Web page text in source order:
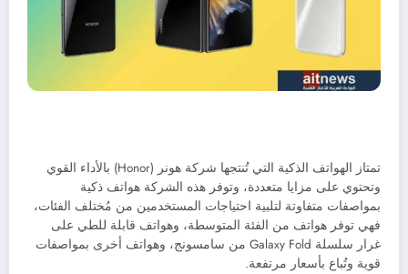
تمتاز الهواتف الذكية التي تُنتجها شركة هونر (Honor)
بالأداء القوي
وتحتوي على مزايا متعددة، وتوفر هذه الشركة هواتف ذكية
بمواصفات متفاوتة لتلبية احتياجات المستخدمين من مُختلف الفئات،
فهي توفر هواتف من الفئة المتوسطة، وهواتف قابلة للطي على
غرار سلسلة Galaxy Fold من سامسونج، وهواتف أخرى بمواصفات
قوية وتُباع بأسعار مرتفعة.